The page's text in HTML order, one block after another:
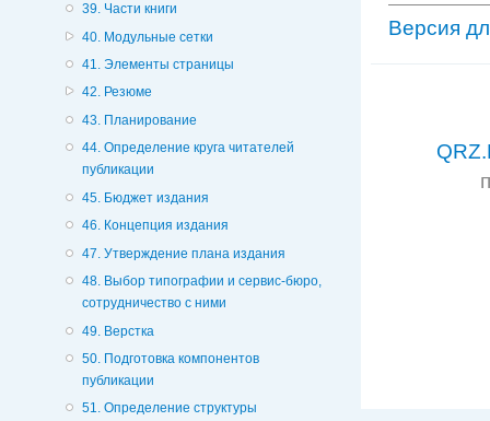
39. Части книги
40. Модульные сетки
41. Элементы страницы
42. Резюме
43. Планирование
44. Определение круга читателей
публикации
45. Бюджет издания
46. Концепция издания
47. Утверждение плана издания
48. Выбор типографии и сервис-бюро,
сотрудничество с ними
49. Верстка
50. Подготовка компонентов
публикации
51. Определение структуры
Версия